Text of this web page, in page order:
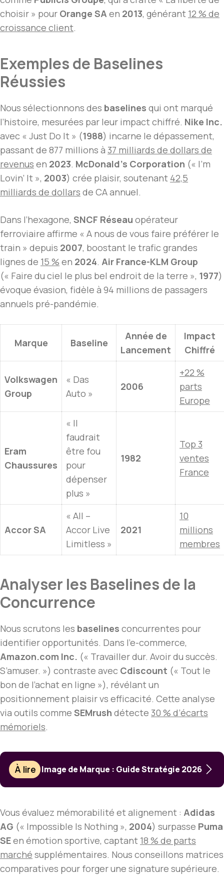
choisir » pour Orange SA en 2013, générant 12 % de
croissance client.
Exemples de Baselines
Réussies
Nous sélectionnons des baselines qui ont marqué
l’histoire, mesurées par leur impact chiffré. Nike Inc.
avec « Just Do It » (1988) incarne le dépassement,
passant de 877 millions à 37 milliards de dollars de
revenus en 2023. McDonald’s Corporation (« I’m
Lovin’ It », 2003) crée plaisir, soutenant 42,5
milliards de dollars de CA annuel.
Dans l’hexagone, SNCF Réseau opérateur
ferroviaire affirme « A nous de vous faire préférer le
train » depuis 2007, boostant le trafic grandes
lignes de 15 % en 2024. Air France-KLM Group
(« Faire du ciel le plus bel endroit de la terre », 1977)
évoque évasion, fidèle à 94 millions de passagers
annuels pré-pandémie.
Marque Baseline
Année de
Lancement
Impact
Chiffré
Volkswagen
Group
« Das
Auto »
2006
+22 %
parts
Europe
Eram
Chaussures
« Il
faudrait
être fou
pour
dépenser
plus »
1982
Top 3
ventes
France
Accor SA
« All –
Accor Live
Limitless »
2021
10
millions
membres
Analyser les Baselines de la
Concurrence
Nous scrutons les baselines concurrentes pour
identifier opportunités. Dans l’e-commerce,
Amazon.com Inc. (« Travailler dur. Avoir du succès.
S’amuser. ») contraste avec Cdiscount (« Tout le
bon de l’achat en ligne »), révélant un
positionnement plaisir vs efficacité. Cette analyse
via outils comme SEMrush détecte 30 % d’écarts
mémoriels.
À lire Image de Marque : Guide Stratégie 2026
Vous évaluez mémorabilité et alignement : Adidas
AG (« Impossible Is Nothing », 2004) surpasse Puma
SEen émotion sportive, captant 18 % de parts
marché supplémentaires. Nous conseillons matrices
comparatives pour forger une signature supérieure.